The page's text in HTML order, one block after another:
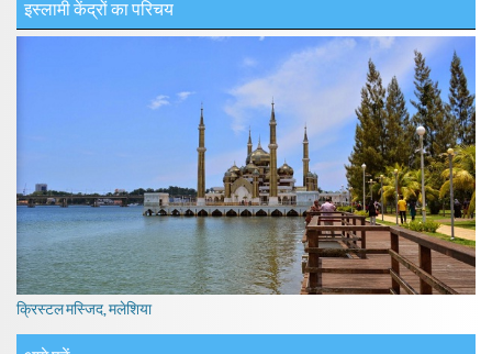
इस्लामी केंद्रों का परिचय
क्रिस्टल मस्जिद, मलेशिया